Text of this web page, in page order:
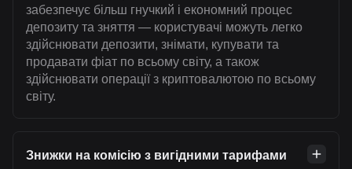
забезпечує більш гнучкий і економний процес
депозиту та зняття — користувачі можуть легко
здійснювати депозити, знімати, купувати та
продавати фіат по всьому світу, а також
здійснювати операції з криптовалютою по всьому
світу.
Знижки на комісію з вигідними тарифами